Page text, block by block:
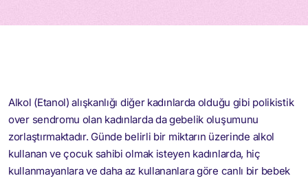
Alkol (Etanol) alışkanlığı diğer kadınlarda olduğu gibi polikistik
over sendromu olan kadınlarda da gebelik oluşumunu
zorlaştırmaktadır. Günde belirli bir miktarın üzerinde alkol
kullanan ve çocuk sahibi olmak isteyen kadınlarda, hiç
kullanmayanlara ve daha az kullananlara göre canlı bir bebek